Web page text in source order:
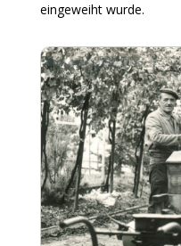
eingeweiht wurde.